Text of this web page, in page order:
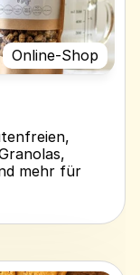
Online-Shop
mehr für